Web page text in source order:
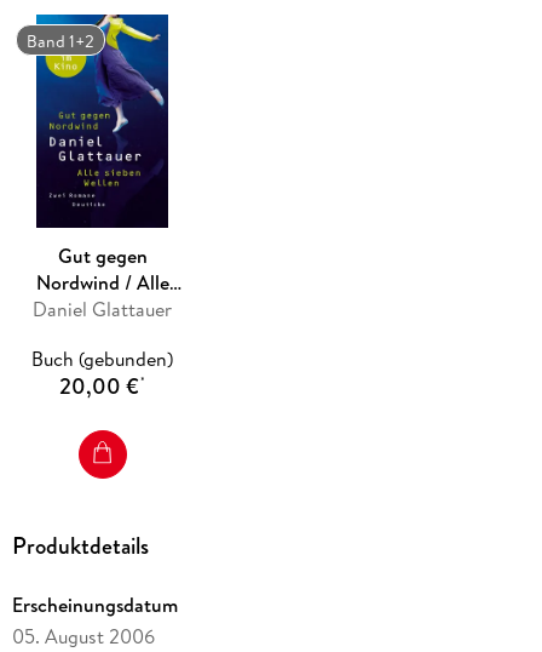
Band 1+2
Gut gegen
Nordwind / Alle
sieben Wellen
Daniel Glattauer
Buch (gebunden)
20,00 €*
Produktdetails
Erscheinungsdatum
05. August 2006